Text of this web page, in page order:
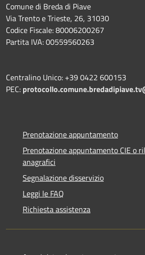
Comune di Breda di Piave
Via Trento e Trieste, 26, 31030
Codice Fiscale: 80006200267
Partita IVA: 00559560263
Centralino Unico: +39 0422 600153
PEC:
Prenotazione appuntamento
Prenotazione appuntamento CIE o
anagrafici
Segnalazione disservizio
Leggi le FAQ
Richiesta assistenza